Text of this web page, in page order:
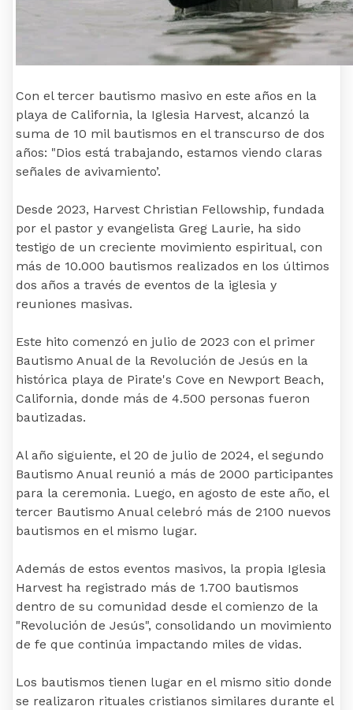
Con el tercer bautismo masivo en este años en la
playa de California, la Iglesia Harvest, alcanzó la
suma de 10 mil bautismos en el transcurso de dos
años: "Dios está trabajando, estamos viendo claras
señales de avivamiento’.
Desde 2023, Harvest Christian Fellowship, fundada
por el pastor y evangelista Greg Laurie, ha sido
testigo de un creciente movimiento espiritual, con
más de 10.000 bautismos realizados en los últimos
dos años a través de eventos de la iglesia y
reuniones masivas.
Este hito comenzó en julio de 2023 con el primer
Bautismo Anual de la Revolución de Jesús en la
histórica playa de Pirate's Cove en Newport Beach,
California, donde más de 4.500 personas fueron
bautizadas.
Al año siguiente, el 20 de julio de 2024, el segundo
Bautismo Anual reunió a más de 2000 participantes
para la ceremonia. Luego, en agosto de este año, el
tercer Bautismo Anual celebró más de 2100 nuevos
bautismos en el mismo lugar.
Además de estos eventos masivos, la propia Iglesia
Harvest ha registrado más de 1.700 bautismos
dentro de su comunidad desde el comienzo de la
"Revolución de Jesús", consolidando un movimiento
de fe que continúa impactando miles de vidas.
Los bautismos tienen lugar en el mismo sitio donde
se realizaron rituales cristianos similares durante el